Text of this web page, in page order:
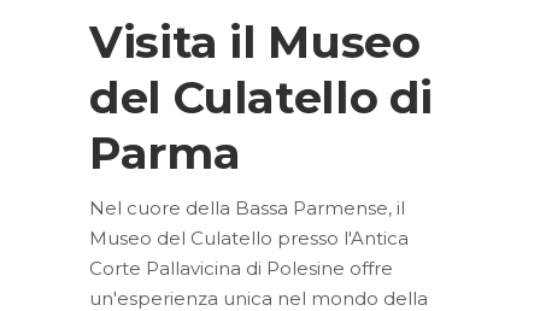
Visita il Museo
del Culatello di
Parma
Nel cuore della Bassa Parmense, il
Museo del Culatello presso l'Antica
Corte Pallavicina di Polesine offre
un'esperienza unica nel mondo della